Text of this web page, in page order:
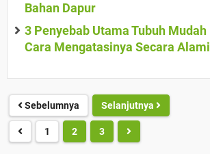
Bahan Dapur
3 Penyebab Utama Tubuh
Cara Mengatasinya Secara
Sebelumnya Selanjutnya
1 2 3